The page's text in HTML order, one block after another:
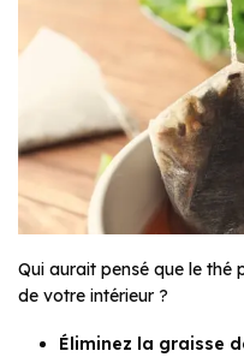
Qui aurait pensé que le thé
de votre intérieur ?
Éliminez la graisse